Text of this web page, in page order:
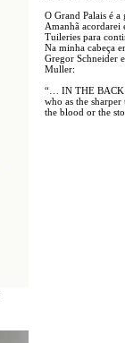
O Grand Palais é
Amanhã acordarei
Tuileries para
Na minha cabeça
Gregor Schneider
Muller:
“… IN THE BACK
who as the sharper
the blood or the